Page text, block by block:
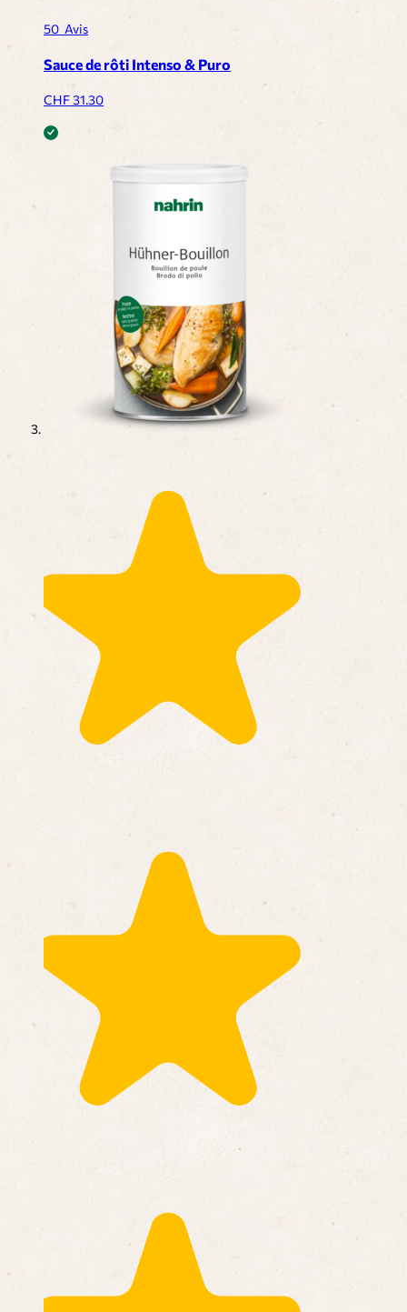
50 Avis
Sauce de rôti Intenso & Puro
CHF31.30